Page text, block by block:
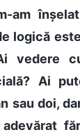
am
logică
vedere
Ai
sau doi,